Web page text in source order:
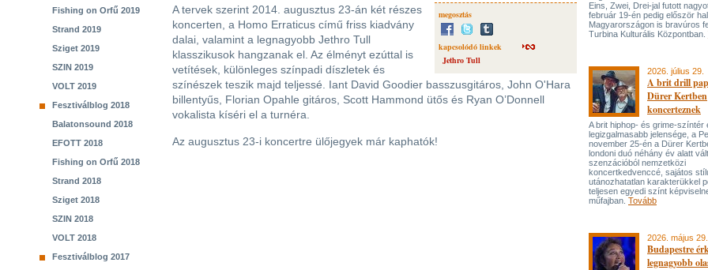
Fishing on Orfű 2019
Strand 2019
Sziget 2019
SZIN 2019
VOLT 2019
Fesztiválblog 2018
Balatonsound 2018
EFOTT 2018
Fishing on Orfű 2018
Strand 2018
Sziget 2018
SZIN 2018
VOLT 2018
Fesztiválblog 2017
megosztás
kapcsolódó linkek
Jethro Tull
A tervek szerint 2014. augusztus 23-án két részes
koncerten, a Homo Erraticus című friss kiadvány
dalai, valamint a legnagyobb Jethro Tull
klasszikusok hangzanak el. Az élményt ezúttal is
vetítések, különleges színpadi díszletek és
színészek teszik majd teljessé. Iant David Goodier basszusgitáros, John O'Hara
billentyűs, Florian Opahle gitáros, Scott Hammond ütős és Ryan O’Donnell
vokalista kíséri el a turnéra.
Az augusztus 23-i koncertre ülőjegyek már kaphatók!
Eins, Zwei, Drei-jal futott
február 19-én pedig először
Magyarországon is bravúros
Turbina Kulturális Központban.
2026. július 29.
A brit drill
Dürer Kertben
koncerteznek
A brit hiphop- és grime-színtér
legizgalmasabb jelensége, a
november 25-én a Dürer
londoni duó néhány év alatt
szenzációból nemzetközi
koncertkedvenccé, sajátos
utánozhatatlan karakterükkel
teljesen egyedi színt
műfajban. Tovább
2026. május 29.
Budapestre
legnagyobb